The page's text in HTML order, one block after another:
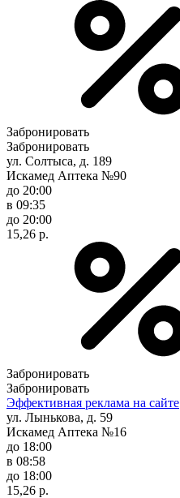
Забронировать
Забронировать
ул. Солтыса, д. 189
Искамед Аптека №90
до 20:00
в 09:35
до 20:00
15,26 р.
Забронировать
Забронировать
Эффективная реклама на сайте
ул. Лынькова, д. 59
Искамед Аптека №16
до 18:00
в 08:58
до 18:00
15,26 р.